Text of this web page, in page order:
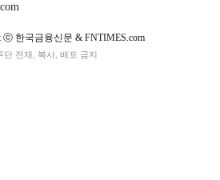
ⓒ 한국금융신문 & FNTIMES.com
전재, 복사, 배포 금지